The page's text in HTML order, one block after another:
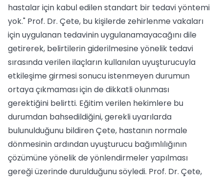
hastalar için kabul edilen standart bir tedavi yöntemi
yok." Prof. Dr. Çete, bu kişilerde zehirlenme vakaları
için uygulanan tedavinin uygulanamayacağını dile
getirerek, belirtilerin giderilmesine yönelik tedavi
sırasında verilen ilaçların kullanılan uyuşturucuyla
etkileşime girmesi sonucu istenmeyen durumun
ortaya çıkmaması için de dikkatli olunması
gerektiğini belirtti. Eğitim verilen hekimlere bu
durumdan bahsedildiğini, gerekli uyarılarda
bulunulduğunu bildiren Çete, hastanın normale
dönmesinin ardından uyuşturucu bağımlılığının
çözümüne yönelik de yönlendirmeler yapılması
gereği üzerinde durulduğunu söyledi. Prof. Dr. Çete,